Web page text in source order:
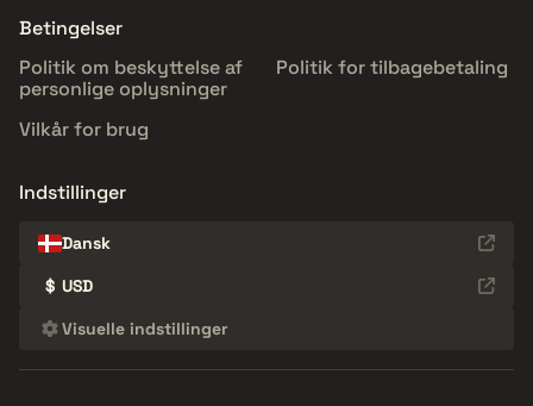
Betingelser
Politik om beskyttelse af
personlige oplysninger
Politik for tilbagebetaling
Vilkår for brug
Indstillinger
Dansk
$ USD
Visuelle indstillinger